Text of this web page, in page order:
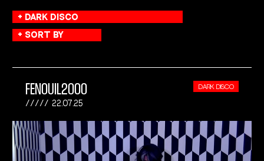
FENOUIL2000
22.07.25
DARK DISCO